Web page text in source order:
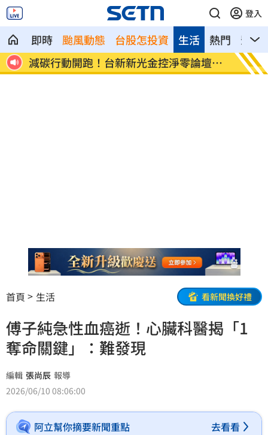
登入
即時 颱風動態 台股怎投資 熱門 影音
生活
蛋
減碳行動開跑！台新新光金控淨零論壇登
場
合體
首頁 生活 看新聞換好禮
傅子純急性血癌逝！心臟科醫揭「1
奪命關鍵」：難發現
編輯 張尚辰 報導
2026/06/10 08:06:00
阿立幫你摘要新聞重點 去看看